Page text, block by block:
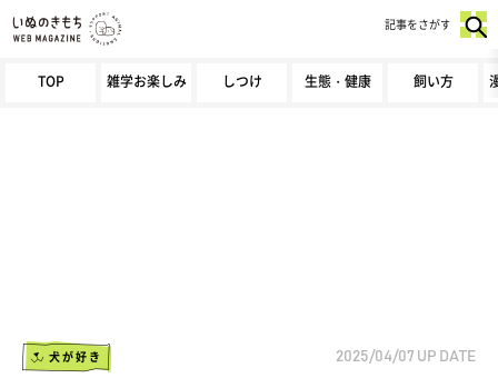
TOP 雑学お楽しみ しつけ 生態・健康 飼い方
記事をさがす
犬が好き 2025/04/07 UP DATE